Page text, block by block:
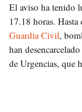
El aviso ha tenido
17.18 horas. Hasta
Guardia Civil,
han
de Urgencias, que